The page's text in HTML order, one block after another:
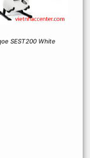
SEST200 White